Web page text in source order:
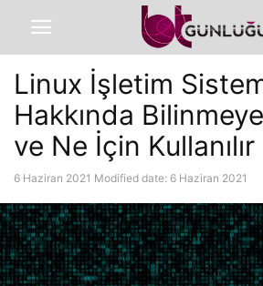
Linux İşletim
Hakkında
ve Ne İçin Kullanılır
6 Haziran 2021 Modified date: 6 Haziran 2021